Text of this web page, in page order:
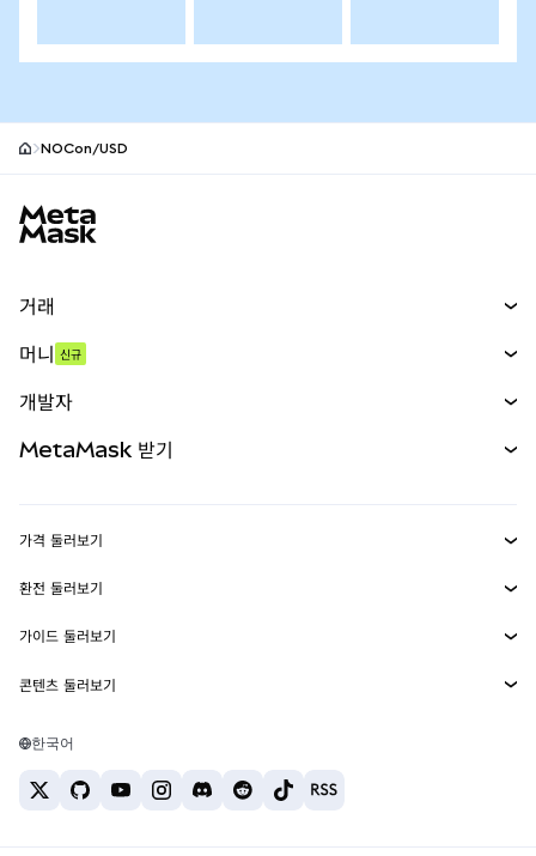
NOCon/USD
거래
무기한 선물
실물자산
머니 신규
개발자
MetaMask Connect
Snaps
웹3 서비스
MetaMask 받기
보안
고객 지원
채용
가격 둘러보기
이더리움 가격
솔라나 가격
테더 가격
환전 둘러보기
ETH를 USD로 환전
USDT를 INR로 환전
BTC를 INR로 환전
ETH를 USDT로 환전
가이드 둘러보기
ETH 매수
USDT 매수
콘텐츠 둘러보기
솔라나 지갑
한국어